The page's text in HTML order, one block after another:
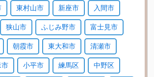
東村山市 新座市 入間市
狭山市 ふじみ野市 富士見市
朝霞市 東大和市 清瀬市
市 小平市 練馬区 中野区